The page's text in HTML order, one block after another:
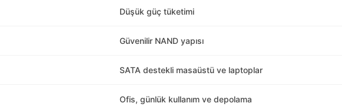
Düşük güç tüketimi
Güvenilir NAND yapısı
SATA destekli masaüstü ve laptoplar
Ofis, günlük kullanım ve depolama